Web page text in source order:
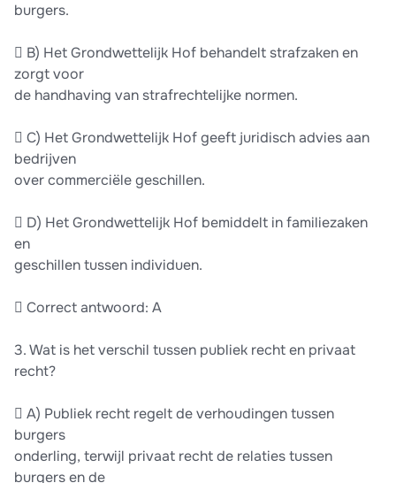
burgers.
 B) Het Grondwettelijk Hof behandelt strafzaken en
zorgt voor
de handhaving van strafrechtelijke normen.
 C) Het Grondwettelijk Hof geeft juridisch advies aan
bedrijven
over commerciële geschillen.
 D) Het Grondwettelijk Hof bemiddelt in familiezaken
en
geschillen tussen individuen.
 Correct antwoord: A
3. Wat is het verschil tussen publiek recht en privaat
recht?
 A) Publiek recht regelt de verhoudingen tussen
burgers
onderling, terwijl privaat recht de relaties tussen
burgers en de